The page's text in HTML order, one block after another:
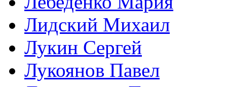
Лидский Михаил
Лукин Сергей
Лукоянов Павел